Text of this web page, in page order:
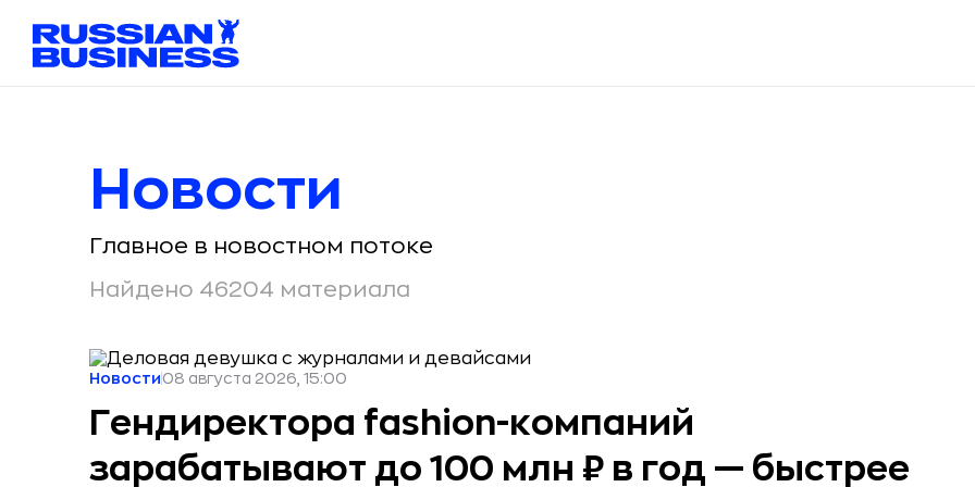
Новости
Главное в новостном потоке
Найдено 46204 материала
Новости 08 августа 2026, 15:00
Гендиректора fashion-компаний
зарабатывают до 100 млн ₽ в год — быстрее